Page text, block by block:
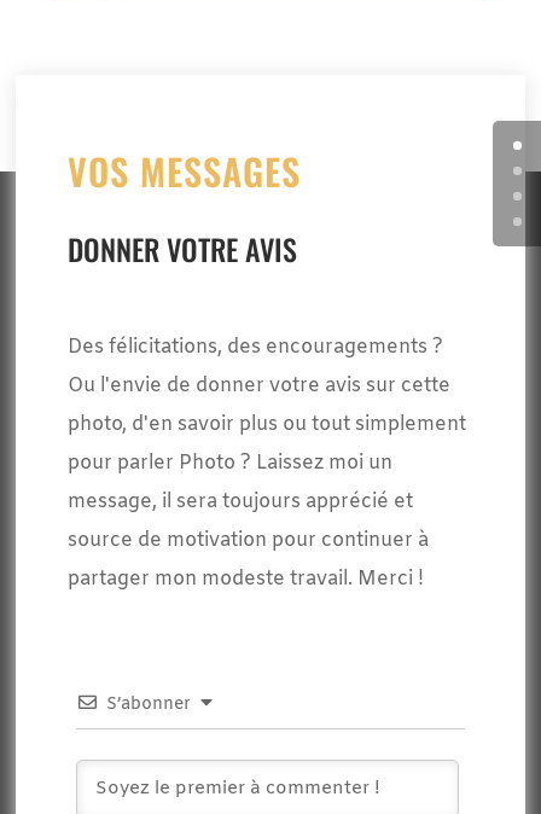
VOS MESSAGES
DONNER VOTRE AVIS
Des félicitations, des encouragements ?
Ou l'envie de donner votre avis sur cette
photo, d'en savoir plus ou tout simplement
pour parler Photo ? Laissez moi un
message, il sera toujours apprécié et
source de motivation pour continuer à
partager mon modeste travail. Merci !
S’abonner